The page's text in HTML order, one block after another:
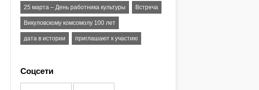
25 марта – День работника культуры Встреча
Викуловскому комсомолу 100 лет
дата в истории приглашают к участию
Соцсети